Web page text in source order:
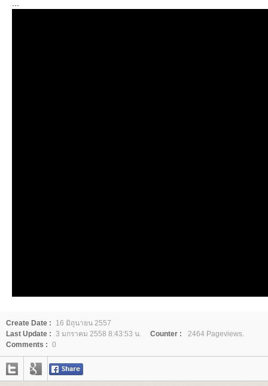
Create Date :
16 มิถุนายน 2557
Last Update : 3 มกราคม 2558 8:43:53 น. Counter :
2464 Pageviews.
Comments : 0